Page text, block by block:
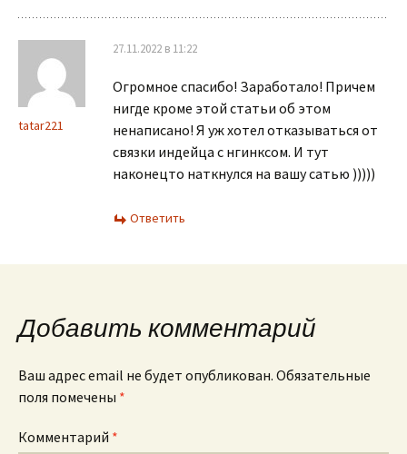
tatar221
27.11.2022 в 11:22
Огромное спасибо! Заработало! Причем
нигде кроме этой статьи об этом
ненаписано! Я уж хотел отказываться от
связки индейца с нгинксом. И тут
наконецто наткнулся на вашу сатью )))))
Ответить
Добавить комментарий
Ваш адрес email не будет опубликован. Обязательные
поля помечены *
Комментарий *